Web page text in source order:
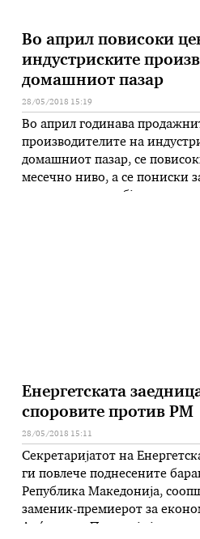
Во април повисоки
индустриските
домашниот пазар
28/05/2018 15:19
Во април годинава
производителите на
домашниот пазар, се
месечно ниво, а се пониски
Енергетската
споровите против РМ
28/05/2018 15:11
Секретаријатот на
ги повлече поднесените
Република Македонија,
заменик-премиерот за